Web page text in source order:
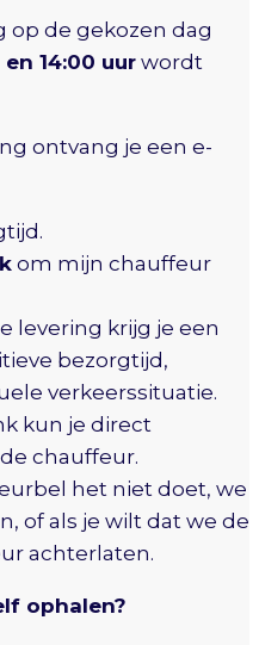
op de gekozen dag
en 14:00 uur wordt
ontvang je een e-
om mijn chauffeur
levering krijg je een
bezorgtijd,
verkeerssituatie.
kun je direct
chauffeur.
het niet doet, we
of als je wilt dat we de
achterlaten.
ophalen?